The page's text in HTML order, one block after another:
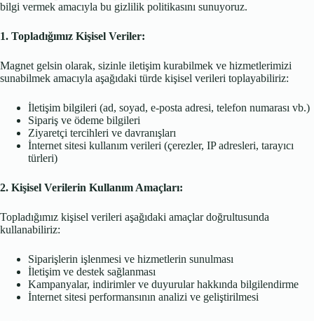
bilgi vermek amacıyla bu gizlilik politikasını sunuyoruz.
1. Topladığımız Kişisel Veriler:
Magnet gelsin olarak, sizinle iletişim kurabilmek ve hizmetlerimizi
sunabilmek amacıyla aşağıdaki türde kişisel verileri toplayabiliriz:
İletişim bilgileri (ad, soyad, e-posta adresi, telefon numarası vb.)
Sipariş ve ödeme bilgileri
Ziyaretçi tercihleri ve davranışları
İnternet sitesi kullanım verileri (çerezler, IP adresleri, tarayıcı
türleri)
2. Kişisel Verilerin Kullanım Amaçları:
Topladığımız kişisel verileri aşağıdaki amaçlar doğrultusunda
kullanabiliriz:
Siparişlerin işlenmesi ve hizmetlerin sunulması
İletişim ve destek sağlanması
Kampanyalar, indirimler ve duyurular hakkında bilgilendirme
İnternet sitesi performansının analizi ve geliştirilmesi